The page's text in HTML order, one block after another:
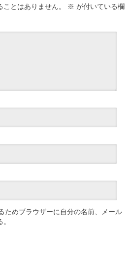
とはありません。 ※ が付いている欄
ためブラウザーに自分の名前、メール